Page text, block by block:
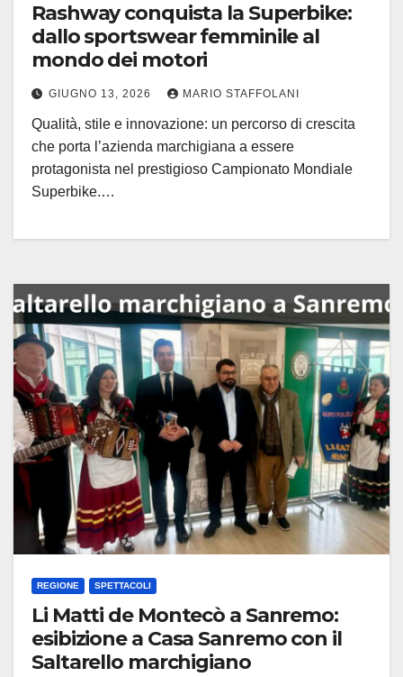
Rashway conquista la Superbike:
dallo sportswear femminile al
mondo dei motori
GIUGNO 13, 2026 MARIO STAFFOLANI
Qualità, stile e innovazione: un percorso di crescita
che porta l’azienda marchigiana a essere
protagonista nel prestigioso Campionato Mondiale
Superbike.…
REGIONE SPETTACOLI
Li Matti de Montecò a Sanremo:
esibizione a Casa Sanremo con il
Saltarello marchigiano